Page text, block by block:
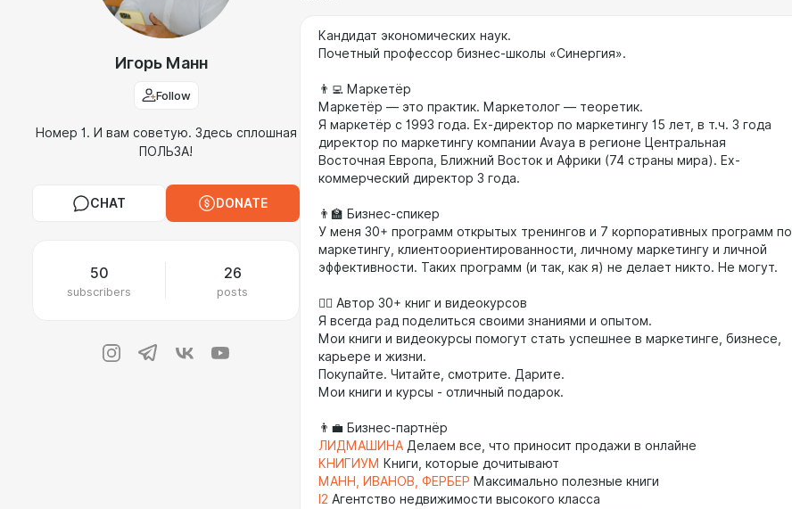
Игорь Манн
Follow
Номер 1. И вам советую. Здесь сплошная
ПОЛЬЗА!
CHAT DONATE
50
subscribers
26
posts
Кандидат экономических наук.
Почетный профессор бизнес-школы «Синергия».
👨‍💻 Маркетёр
Маркетёр — это практик. Маркетолог — теоретик.
Я маркетёр с 1993 года. Ex-директор по маркетингу 15 лет, в т.ч. 3 года
директор по маркетингу компании Avaya в регионе Центральная
Восточная Европа, Ближний Восток и Африки (74 страны мира). Ex-
коммерческий директор 3 года.
👨‍🏫 Бизнес-спикер
У меня 30+ программ открытых тренингов и 7 корпоративных программ по
маркетингу, клиентоориентированности, личному маркетингу и личной
эффективности. Таких программ (и так, как я) не делает никто. Не могут.
🙋‍♂️ Автор 30+ книг и видеокурсов
Я всегда рад поделиться своими знаниями и опытом.
Мои книги и видеокурсы помогут стать успешнее в маркетинге, бизнесе,
карьере и жизни.
Покупайте. Читайте, смотрите. Дарите.
Мои книги и курсы - отличный подарок.
👨‍💼 Бизнес-партнёр
ЛИДМАШИНА Делаем все, что приносит продажи в онлайне
КНИГИУМ Книги, которые дочитывают
МАНН, ИВАНОВ, ФЕРБЕР Максимально полезные книги
I2 Агентство недвижимости высокого класса